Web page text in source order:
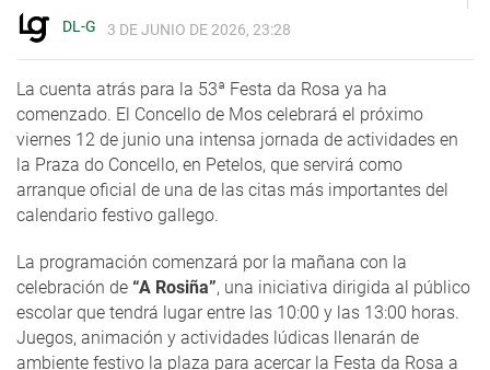
DL-G 3 DE JUNIO DE 2026, 23:28
La cuenta atrás para la 53ª Festa da Rosa ya ha
comenzado. El Concello de Mos celebrará el próximo
viernes 12 de junio una intensa jornada de actividades en
la Praza do Concello, en Petelos, que servirá como
arranque oficial de una de las citas más importantes del
calendario festivo gallego.
La programación comenzará por la mañana con la
celebración de “A Rosiña”, una iniciativa dirigida al público
escolar que tendrá lugar entre las 10:00 y las 13:00 horas.
Juegos, animación y actividades lúdicas llenarán de
ambiente festivo la plaza para acercar la Festa da Rosa a